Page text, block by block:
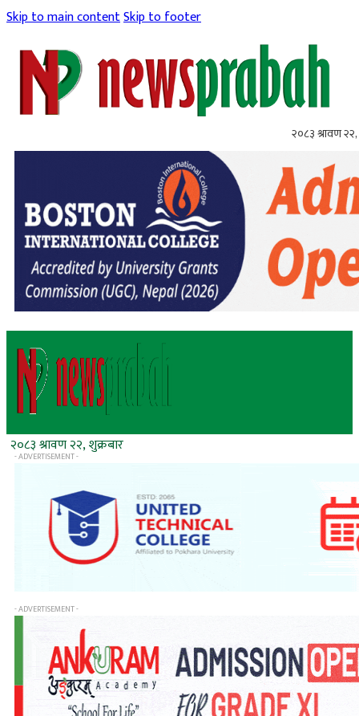
Skip to main contentSkip to footer
२०८३ श्रावण २२,
२०८३ श्रावण २२, शुक्रबार
- ADVERTISEMENT -
- ADVERTISEMENT -